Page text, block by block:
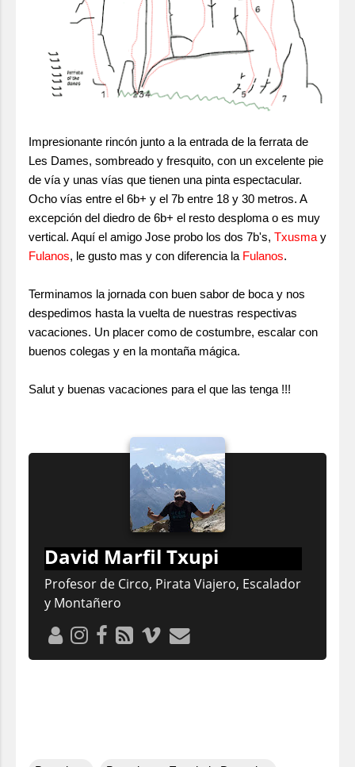
Impresionante rincón junto a la entrada de la ferrata de
Les Dames, sombreado y fresquito, con un excelente pie
de vía y unas vías que tienen una pinta espectacular.
Ocho vías entre el 6b+ y el 7b entre 18 y 30 metros. A
excepción del diedro de 6b+ el resto desploma o es muy
vertical. Aquí el amigo Jose probo los dos 7b's, Txusmay
Fulanos, le gusto mas y con diferencia la Fulanos.
Terminamos la jornada con buen sabor de boca y nos
despedimos hasta la vuelta de nuestras respectivas
vacaciones. Un placer como de costumbre, escalar con
buenos colegas y en la montaña mágica.
Salut y buenas vacaciones para el que las tenga !!!
David Marfil Txupi
Profesor de Circo, Pirata Viajero, Escalador
y Montañero